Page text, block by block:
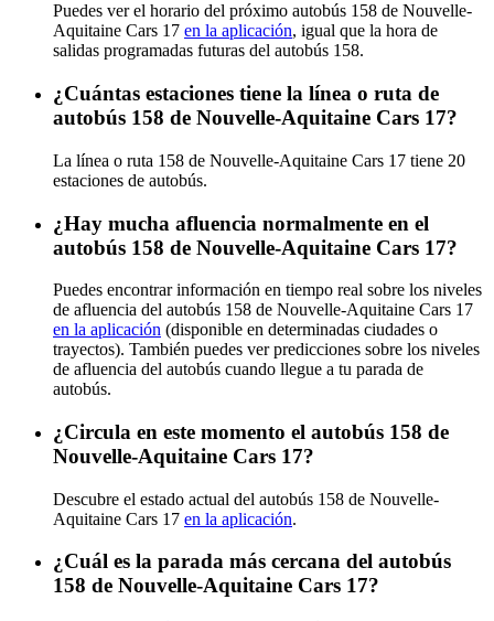
Puedes ver el horario del próximo autobús 158 de Nouvelle-
Aquitaine Cars 17 en la aplicación, igual que la hora de
salidas programadas futuras del autobús 158.
¿Cuántas estaciones tiene la línea o ruta de
autobús 158 de Nouvelle-Aquitaine Cars 17?
La línea o ruta 158 de Nouvelle-Aquitaine Cars 17 tiene 20
estaciones de autobús.
¿Hay mucha afluencia normalmente en el
autobús 158 de Nouvelle-Aquitaine Cars 17?
Puedes encontrar información en tiempo real sobre los niveles
de afluencia del autobús 158 de Nouvelle-Aquitaine Cars 17
en la aplicación (disponible en determinadas ciudades o
trayectos). También puedes ver predicciones sobre los niveles
de afluencia del autobús cuando llegue a tu parada de
autobús.
¿Circula en este momento el autobús 158 de
Nouvelle-Aquitaine Cars 17?
Descubre el estado actual del autobús 158 de Nouvelle-
Aquitaine Cars 17 en la aplicación.
¿Cuál es la parada más cercana del autobús
158 de Nouvelle-Aquitaine Cars 17?